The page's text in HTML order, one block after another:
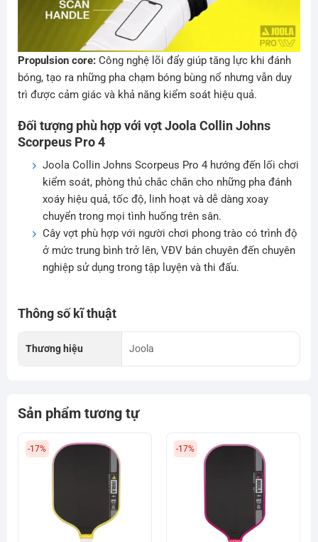
Propulsion core:Công nghệ lõi đẩy giúp tăng lực khi đánh
bóng, tạo ra những pha chạm bóng bùng nổ nhưng vẫn duy
trì được cảm giác và khả năng kiểm soát hiệu quả.
Đối tượng phù hợp với vợt Joola Collin Johns
Scorpeus Pro 4
Joola Collin Johns Scorpeus Pro 4 hướng đến lối chơi
kiểm soát, phòng thủ chắc chắn cho những pha đánh
xoáy hiệu quả, tốc độ, linh hoạt và dễ dàng xoay
chuyển trong mọi tình huống trên sân.
Cây vợt phù hợp với người chơi phong trào có trình độ
ở mức trung bình trở lên, VĐV bán chuyên đến chuyên
nghiệp sử dụng trong tập luyện và thi đấu.
Thông số kĩ thuật
Thương hiệu Joola
Sản phẩm tương tự
-17% -17%